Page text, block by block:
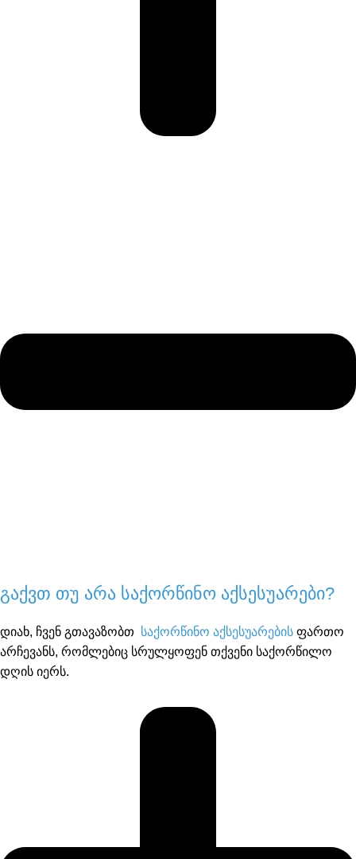
გაქვთ თუ არა საქორწინო აქსესუარები?
დიახ, ჩვენ გთავაზობთ საქორწინო აქსესუარების ფართო
არჩევანს, რომლებიც სრულყოფენ თქვენი საქორწილო
დღის იერს.